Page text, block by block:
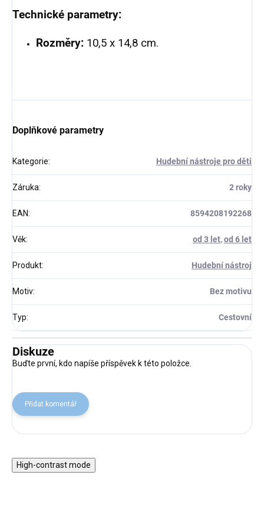
Technické parametry:
Rozměry: 10,5 x 14,8 cm.
Doplňkové parametry
Kategorie: Hudební nástroje pro děti
Záruka: 2 roky
EAN: 8594208192268
Věk: od 3 let,od 6 let
Produkt: Hudební nástroj
Motiv: Bez motivu
Typ: Cestovní
Diskuze
Buďte první, kdo napíše příspěvek k této položce.
Přidat komentář
High-contrast mode